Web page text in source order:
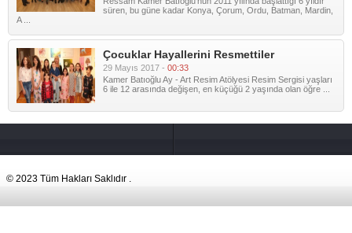
süren, bu güne kadar Konya, Çorum, Ordu, Batman, Mardin,
A ...
Çocuklar Hayallerini Resmettiler
29 Mayıs 2017 - 00:33
Kamer Batıoğlu Ay - Art Resim Atölyesi Resim Sergisi yaşları
6 ile 12 arasında değişen, en küçüğü 2 yaşında olan öğre ...
© 2023 Tüm Hakları Saklıdır .